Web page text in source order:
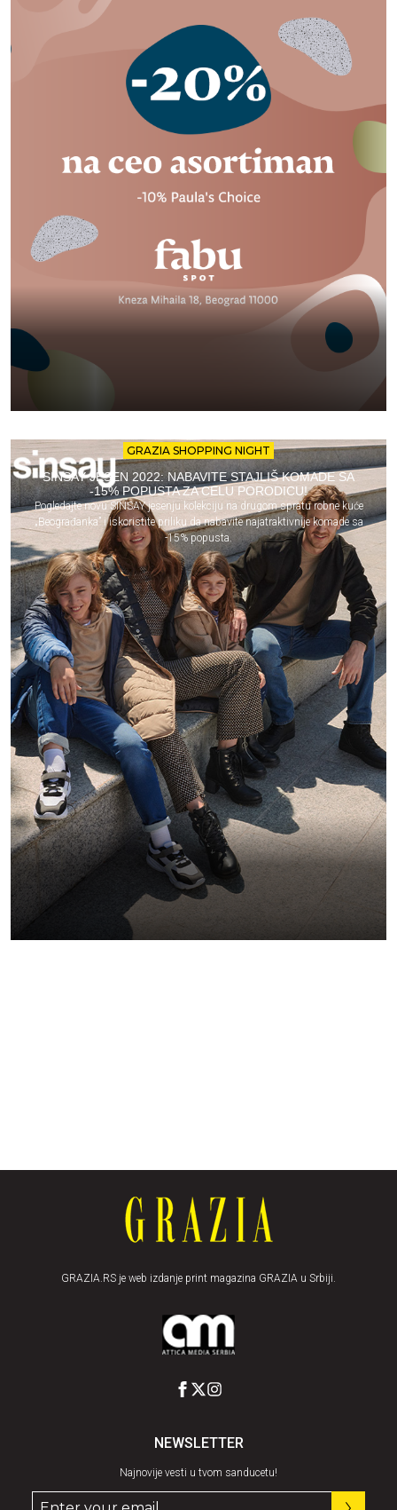
GRAZIA SHOPPING NIGHT
SINSAY JESEN 2022: NABAVITE STAJLIŠ KOMADE SA
-15% POPUSTA ZA CELU PORODICU!
Pogledajte novu SINSAY jesenju kolekciju na drugom spratu robne kuće
„Beograđanka” i iskoristite priliku da nabavite najatraktivnije komade sa
-15% popusta.
GRAZIA.RS je web izdanje print magazina GRAZIA u Srbiji.
NEWSLETTER
Najnovije vesti u tvom sanducetu!